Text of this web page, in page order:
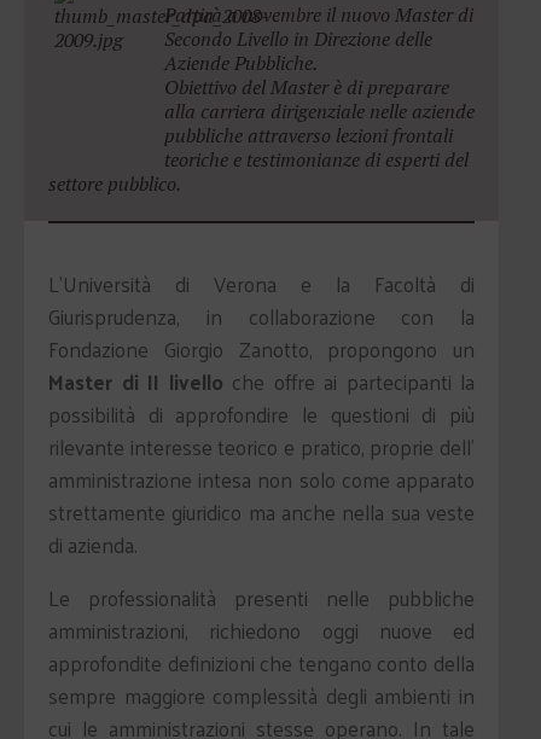
Partirà a novembre il nuovo Master di
Secondo Livello in Direzione delle
Aziende Pubbliche.
Obiettivo del Master è di preparare
alla carriera dirigenziale nelle aziende
pubbliche attraverso lezioni frontali
teoriche e testimonianze di esperti del
settore pubblico.
L'Università di Verona e la Facoltà di
Giurisprudenza, in collaborazione con la
Fondazione Giorgio Zanotto, propongono un
Master di II livello che offre ai partecipanti la
possibilità di approfondire le questioni di più
rilevante interesse teorico e pratico, proprie dell'
amministrazione intesa non solo come apparato
strettamente giuridico ma anche nella sua veste
di azienda.
Le professionalità presenti nelle pubbliche
amministrazioni, richiedono oggi nuove ed
approfondite definizioni che tengano conto della
sempre maggiore complessità degli ambienti in
cui le amministrazioni stesse operano. In tale